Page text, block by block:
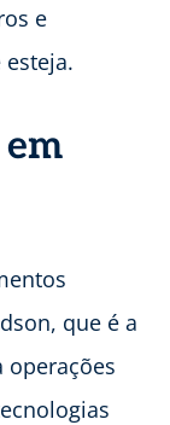
e
que é a
operações